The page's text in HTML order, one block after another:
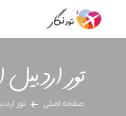
تور
صفحه اصلی تور